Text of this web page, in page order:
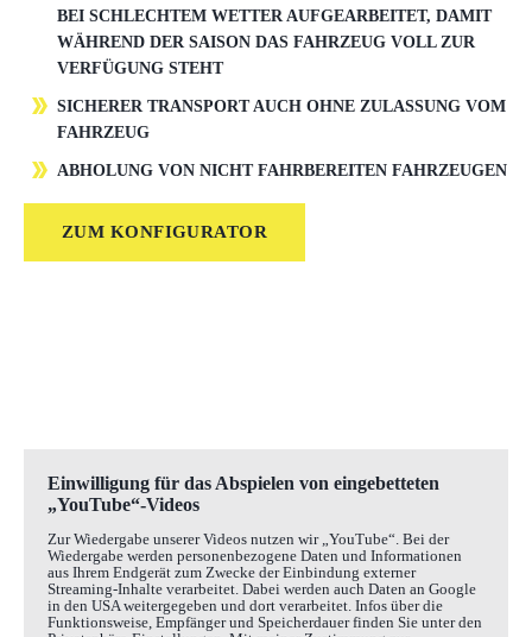
BEI SCHLECHTEM WETTER AUFGEARBEITET, DAMIT
WÄHREND DER SAISON DAS FAHRZEUG VOLL ZUR
VERFÜGUNG STEHT
SICHERER TRANSPORT AUCH OHNE ZULASSUNG VOM
FAHRZEUG
ABHOLUNG VON NICHT FAHRBEREITEN FAHRZEUGEN
ZUM KONFIGURATOR
Einwilligung für das Abspielen von eingebetteten
„YouTube“-Videos
Zur Wiedergabe unserer Videos nutzen wir „YouTube“. Bei der
Wiedergabe werden personenbezogene Daten und Informationen
aus Ihrem Endgerät zum Zwecke der Einbindung externer
Streaming-Inhalte verarbeitet. Dabei werden auch Daten an Google
in den USA weitergegeben und dort verarbeitet. Infos über die
Funktionsweise, Empfänger und Speicherdauer finden Sie unter den